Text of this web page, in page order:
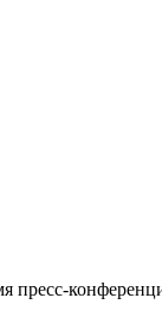
пресс-